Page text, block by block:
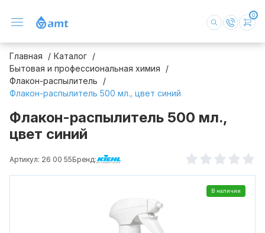
0
Главная
Каталог
Бытовая и профессиональная химия
Флакон-распылитель
Флакон-распылитель 500 мл., цвет синий
Флакон-распылитель 500 мл.,
цвет синий
Артикул: 26 00 55Бренд:
В наличии